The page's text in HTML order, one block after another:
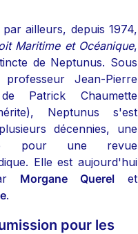
ailleurs, depuis 1974,
Maritime et Océanique,
de Neptunus. Sous
Jean-Pierre
Patrick Chaumette
Neptunus s'est
décennies, une
pour une revue
Elle est aujourd'hui
Morgane Querel
.
pour les